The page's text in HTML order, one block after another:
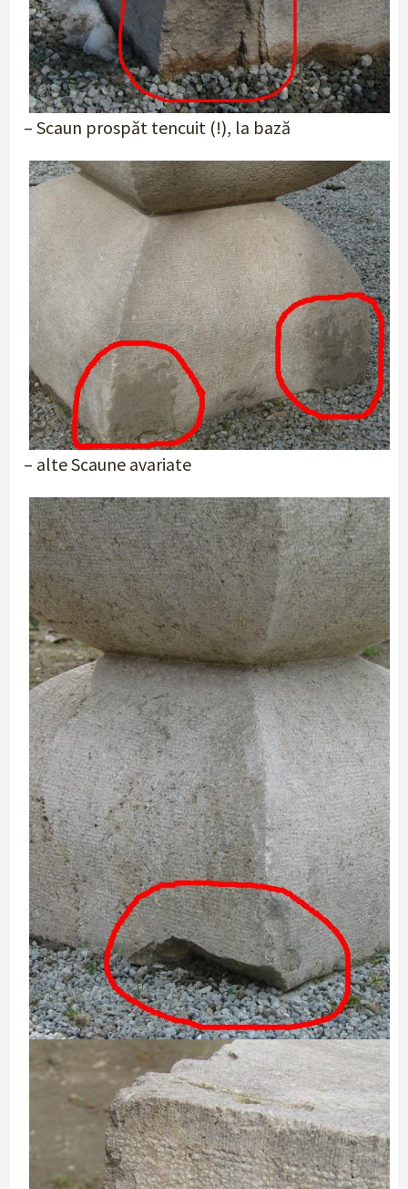
– Scaun prospăt tencuit (!), la bază
– alte Scaune avariate